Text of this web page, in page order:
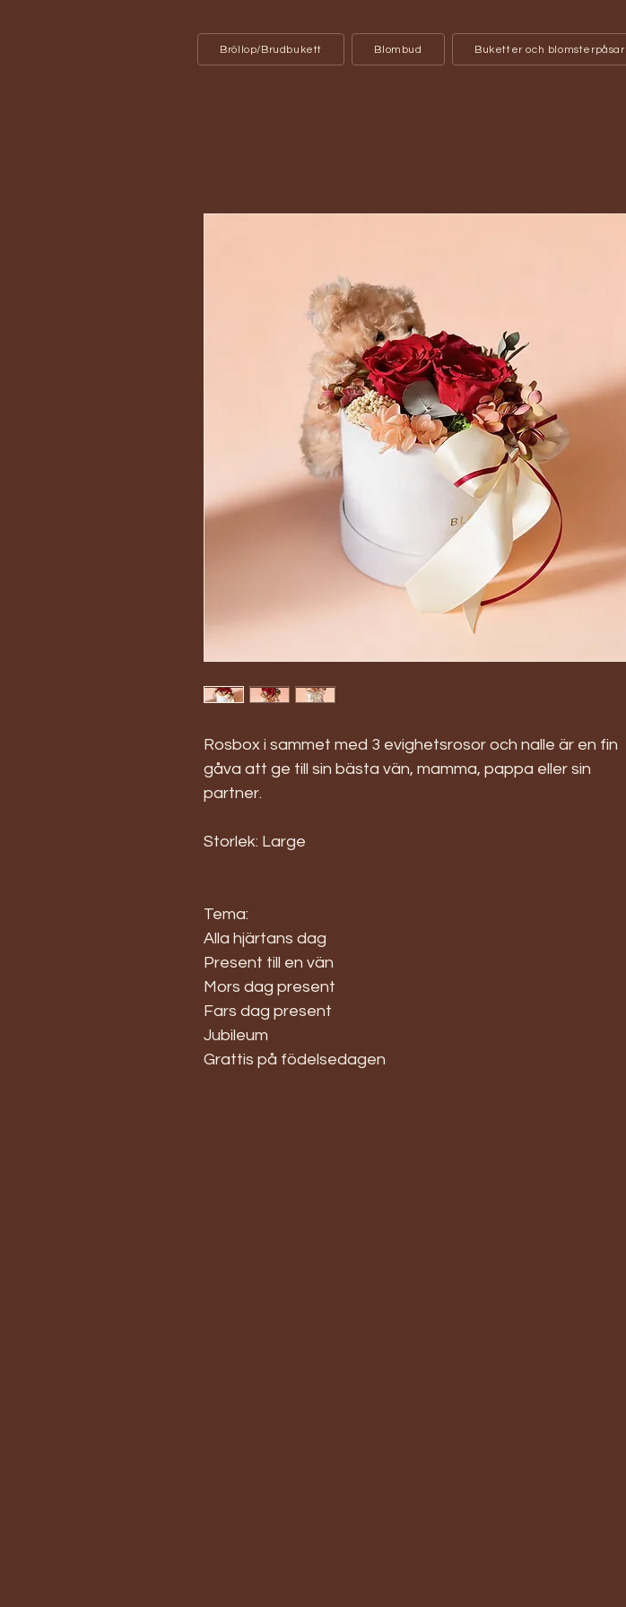
Bröllop/Brudbukett Blombud Buketter och blomsterpåsar
Rosbox i sammet med 3 evighetsrosor och nalle är en fin
gåva att ge till sin bästa vän, mamma, pappa eller sin
partner.
Storlek: Large
Tema:
Alla hjärtans dag
Present till en vän
Mors dag present
Fars dag present
Jubileum
Grattis på födelsedagen